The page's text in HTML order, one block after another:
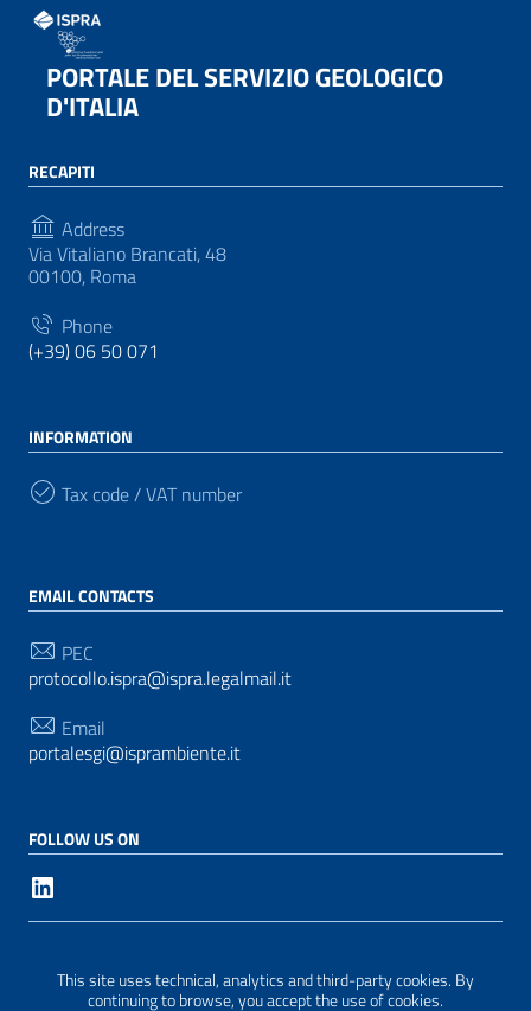
This site uses technical, analytics and third-party cookies. By
continuing to browse, you accept the use of cookies.
PORTALE DEL SERVIZIO GEOLOGICO
D'ITALIA
RECAPITI
Address
Via Vitaliano Brancati, 48
00100, Roma
Phone
(+39) 06 50 071
INFORMATION
Tax code / VAT number
EMAIL CONTACTS
PEC
protocollo.ispra@ispra.legalmail.it
Email
portalesgi@isprambiente.it
FOLLOW US ON
WordPress |Graphic theme ItaliaWP2 | Based on the